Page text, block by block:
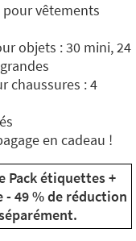
vêtements
objets : 30 mini, 24
chaussures : 4
en cadeau !
Pack étiquettes +
49 % de réduction